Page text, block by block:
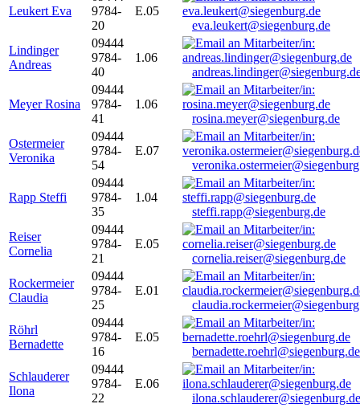
Leukert Eva
9784-
20
E.05
eva.leukert@siegenburg.de
Lindinger
Andreas
09444
9784-
40
1.06
Meyer Rosina
09444
9784-
41
1.06
rosina.meyer@siegenburg.de
Ostermeier
Veronika
09444
9784-
54
E.07
Rapp Steffi
09444
9784-
35
1.04
steffi.rapp@siegenburg.de
Reiser
Cornelia
09444
9784-
21
E.05
cornelia.reiser@siegenburg.de
Rockermeier
Claudia
09444
9784-
25
E.01
Röhrl
Bernadette
09444
9784-
16
E.05
bernadette.roehrl@siegenburg.de
Schlauderer
Ilona
09444
9784-
22
E.06
ilona.schlauderer@siegenburg.de